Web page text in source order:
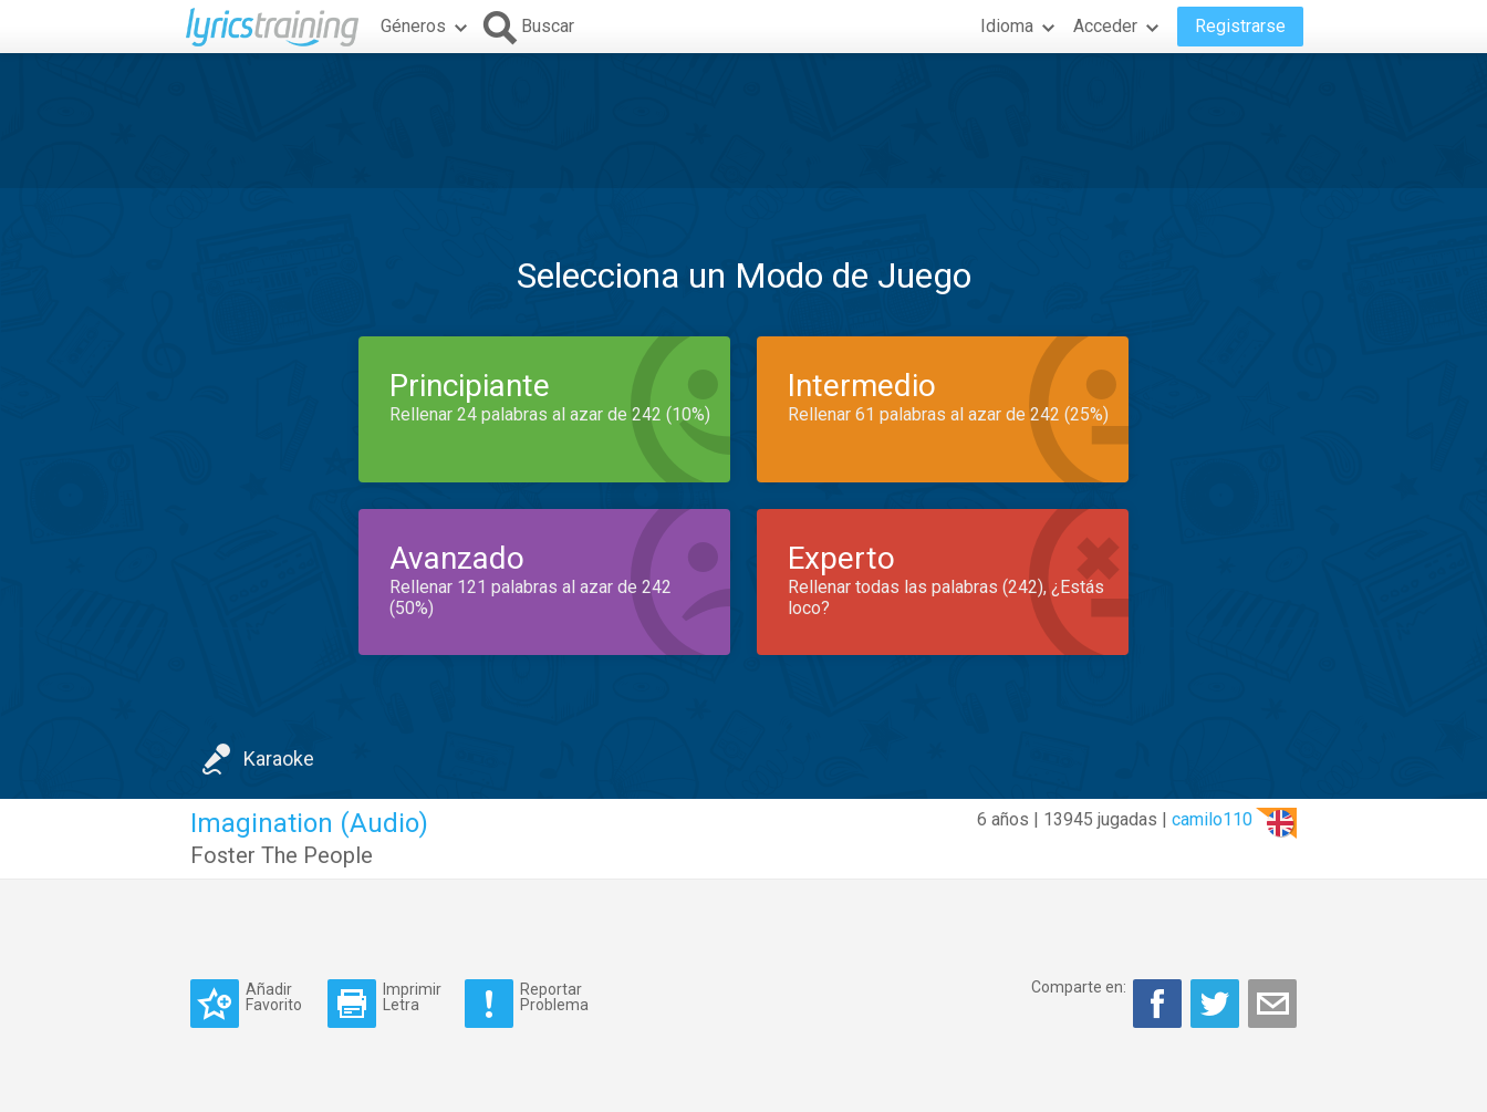
Géneros Buscar Idioma Acceder Registrarse
Selecciona un Modo de Juego
Principiante
Rellenar 24 palabras al azar de 242 (10%)
Intermedio
Rellenar 61 palabras al azar de 242 (25%)
Avanzado
Rellenar 121 palabras al azar de 242
(50%)
Experto
Rellenar todas las palabras (242), ¿Estás
loco?
Karaoke
6 años | 13945 jugadas | camilo110
Imagination (Audio)
Foster The People
Añadir
Favorito
Imprimir
Letra
Reportar
Problema
Comparte en: